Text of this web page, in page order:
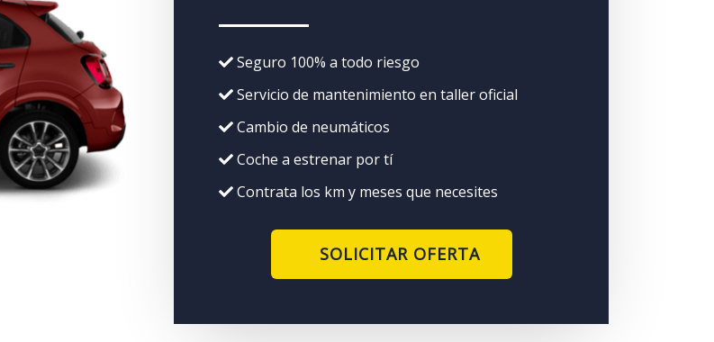
Seguro 100% a todo riesgo
Servicio de mantenimiento en taller oficial
Cambio de neumáticos
Coche a estrenar por tí
Contrata los km y meses que necesites
SOLICITAR OFERTA